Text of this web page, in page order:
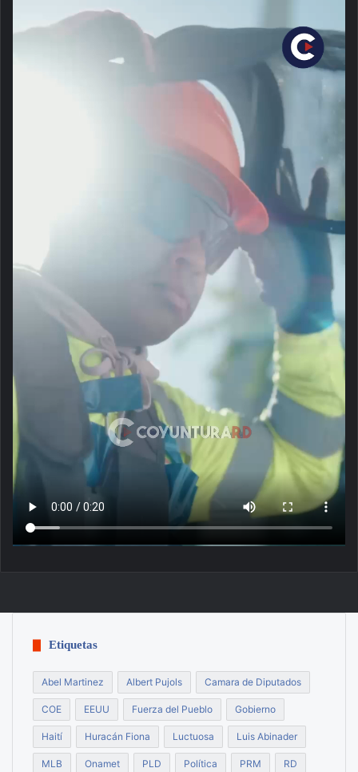
Etiquetas
Abel Martinez Albert Pujols Camara de Diputados
COE EEUU Fuerza del Pueblo Gobierno
Haití Huracán Fiona Luctuosa Luis Abinader
MLB Onamet PLD Política PRM RD